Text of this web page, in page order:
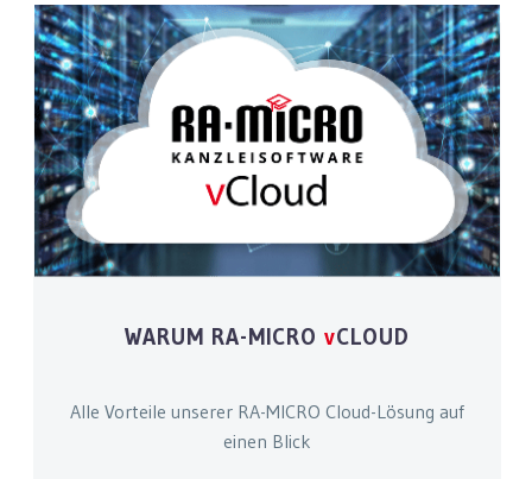
WARUM RA-MICROvCLOUD
Alle Vorteile unserer RA-MICRO Cloud-Lösung auf
einen Blick